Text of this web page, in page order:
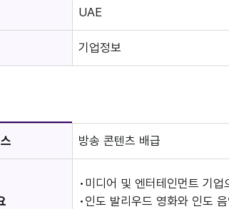
UAE
기업정보
방송 콘텐츠 배급
미디어 및 엔터테인먼트 기
인도 발리우드 영화와 인도